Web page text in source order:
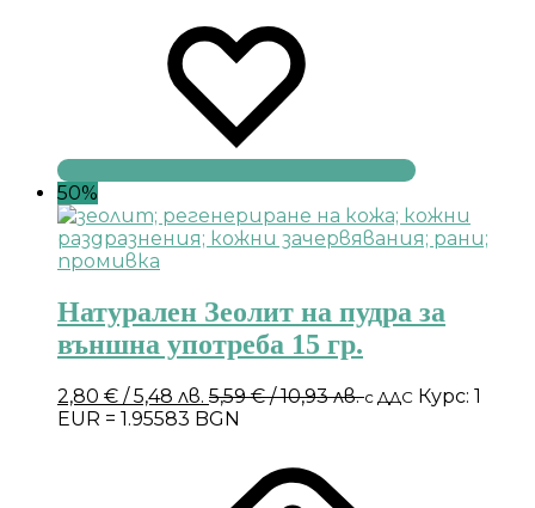
50%
Натурален Зеолит на пудра за
външна употреба 15 гр.
2,80 € / 5,48 лв. 5,59€/ 10,93 лв.с ДДС Курс: 1
EUR = 1.95583 BGN